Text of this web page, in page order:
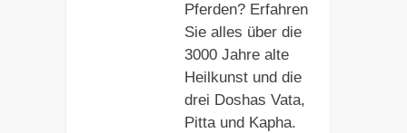
Pferden? Erfahren
Sie alles über die
3000 Jahre alte
Heilkunst und die
drei Doshas Vata,
Pitta und Kapha.